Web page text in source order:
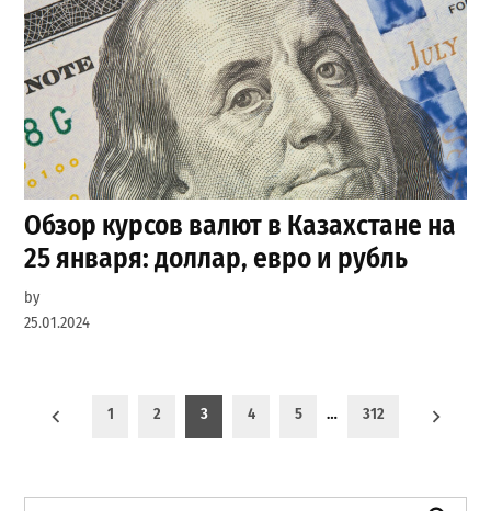
Обзор курсов валют в Казахстане на
25 января: доллар, евро и рубль
by
25.01.2024
Пагинация
1 2 3 4 5 … 312